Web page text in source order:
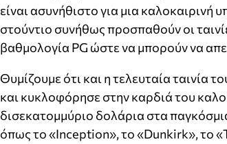
είναι ασυνήθιστο για μια
στούντιο συνήθως προσπαθούν οι
βαθμολογία PG ώστε να μπορούν να
Θυμίζουμε ότι και η τελευταία ταινία
και κυκλοφόρησε στην καρδιά του
δισεκατομμύριο δολάρια στα
όπως το «Inception», το «Dunkirk», το